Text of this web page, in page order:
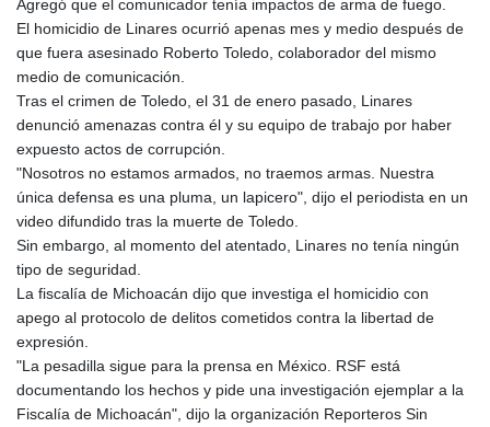
Agregó que el comunicador tenía impactos de arma de fuego.
El homicidio de Linares ocurrió apenas mes y medio después de
que fuera asesinado Roberto Toledo, colaborador del mismo
medio de comunicación.
Tras el crimen de Toledo, el 31 de enero pasado, Linares
denunció amenazas contra él y su equipo de trabajo por haber
expuesto actos de corrupción.
"Nosotros no estamos armados, no traemos armas. Nuestra
única defensa es una pluma, un lapicero", dijo el periodista en un
video difundido tras la muerte de Toledo.
Sin embargo, al momento del atentado, Linares no tenía ningún
tipo de seguridad.
La fiscalía de Michoacán dijo que investiga el homicidio con
apego al protocolo de delitos cometidos contra la libertad de
expresión.
"La pesadilla sigue para la prensa en México. RSF está
documentando los hechos y pide una investigación ejemplar a la
Fiscalía de Michoacán", dijo la organización Reporteros Sin